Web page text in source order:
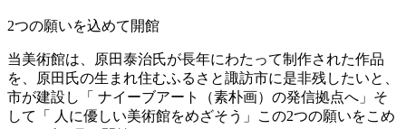
2つの願いを込めて開館
当美術館は、原田泰治氏が長年にわたって制作された作品
を、原田氏の生まれ住むふるさと諏訪市に是非残したいと、
市が建設し「 ナイーブアート（素朴画）の発信拠点へ」そ
して「 人に優しい美術館をめざそう」この2つの願いをこめ